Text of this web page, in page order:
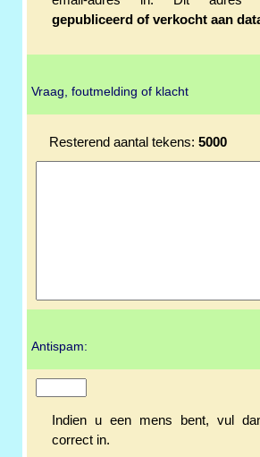
gepubliceerd of verkocht aan
Vraag, foutmelding of klacht
Resterend aantal tekens: 5000
Antispam:
Indien u een mens bent, vul
correct in.